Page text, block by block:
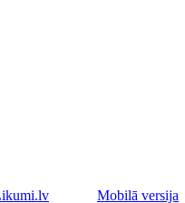
Mobilā versija